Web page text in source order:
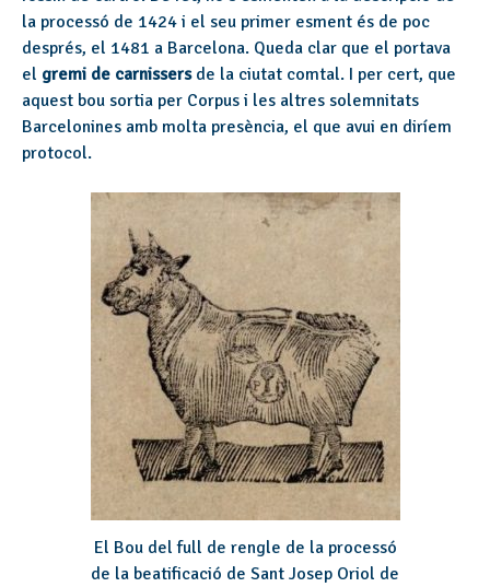
la processó de 1424 i el seu primer esment és de poc
després, el 1481 a Barcelona. Queda clar que el portava
el gremi de carnissersde la ciutat comtal. I per cert, que
aquest bou sortia per Corpus i les altres solemnitats
Barcelonines amb molta presència, el que avui en diríem
protocol.
El Bou del full de rengle de la processó
de la beatificació de Sant Josep Oriol de